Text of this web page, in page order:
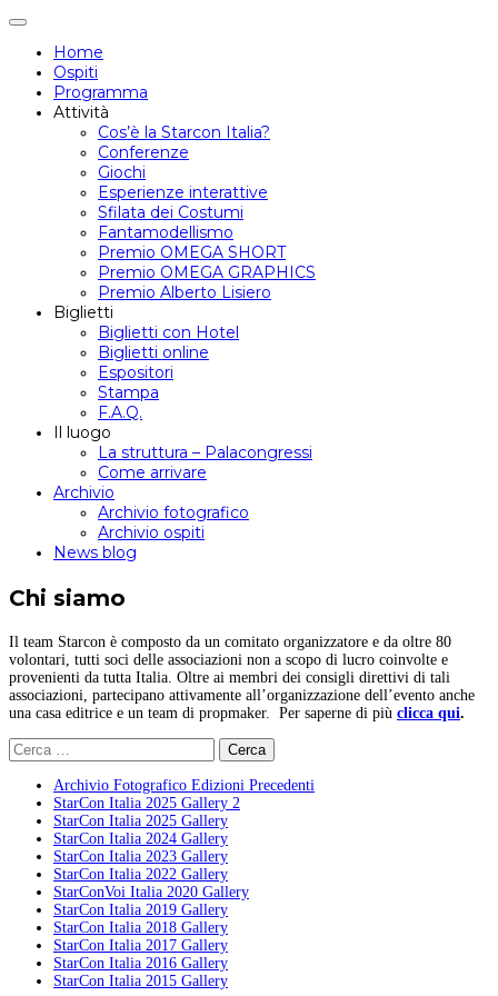
Attiva/disattiva
navigazione
Home
Ospiti
Programma
Attività
Cos’è la Starcon Italia?
Conferenze
Giochi
Esperienze interattive
Sfilata dei Costumi
Fantamodellismo
Premio OMEGA SHORT
Premio OMEGA GRAPHICS
Premio Alberto Lisiero
Biglietti
Biglietti con Hotel
Biglietti online
Espositori
Stampa
F.A.Q.
Il luogo
La struttura – Palacongressi
Come arrivare
Archivio
Archivio fotografico
Archivio ospiti
News blog
Chi siamo
Il team Starcon è composto da un comitato organizzatore e da oltre 80
volontari, tutti soci delle associazioni non a scopo di lucro coinvolte e
provenienti da tutta Italia. Oltre ai membri dei consigli direttivi di tali
associazioni, partecipano attivamente all’organizzazione dell’evento anche
una casa editrice e un team di propmaker. Per saperne di più clicca qui.
Ricerca
per:
Archivio Fotografico Edizioni Precedenti
StarCon Italia 2025 Gallery 2
StarCon Italia 2025 Gallery
StarCon Italia 2024 Gallery
StarCon Italia 2023 Gallery
StarCon Italia 2022 Gallery
StarConVoi Italia 2020 Gallery
StarCon Italia 2019 Gallery
StarCon Italia 2018 Gallery
StarCon Italia 2017 Gallery
StarCon Italia 2016 Gallery
StarCon Italia 2015 Gallery